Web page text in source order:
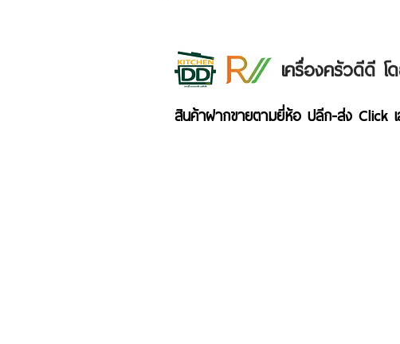
เครื่องครัวดีดี โ
สินค้าฝากขายตามยี่ห้อ ปลีก-ส่ง Click